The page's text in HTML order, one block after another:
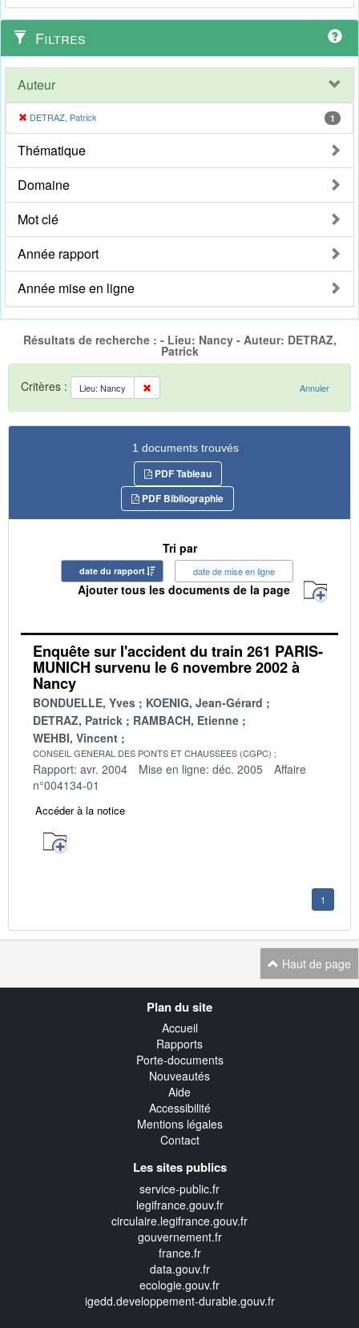
Filtres
Auteur
DETRAZ, Patrick 1
Thématique
Domaine
Mot clé
Année rapport
Année mise en ligne
Résultats de recherche : - Lieu: Nancy - Auteur: DETRAZ,
Patrick
Critères : Lieu: Nancy Annuler
1 documents trouvés
PDF Tableau
PDF Bibliographie
Tri par
date du rapport date de mise en ligne
Ajouter tous les documents de la page
Enquête sur l'accident du train 261 PARIS-
MUNICH survenu le 6 novembre 2002 à
Nancy
BONDUELLE, Yves
KOENIG, Jean-Gérard
DETRAZ, Patrick
RAMBACH, Etienne
WEHBI, Vincent
CONSEIL GENERAL DES PONTS ET CHAUSSEES (CGPC)
Rapport: avr. 2004 Mise en ligne: déc. 2005
Affaire
n°004134-01
Accéder à la notice
1
Haut de page
Plan du site
Accueil
Rapports
Porte-documents
Nouveautés
Aide
Accessibilité
Mentions légales
Contact
Les sites publics
service-public.fr
legifrance.gouv.fr
circulaire.legifrance.gouv.fr
gouvernement.fr
france.fr
data.gouv.fr
ecologie.gouv.fr
igedd.developpement-durable.gouv.fr